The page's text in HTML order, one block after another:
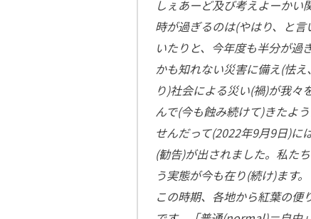
しぇあーど及び考えよーかい
時が過ぎるのは(やはり、と
いたりと、今年度も半分が過
かも知れない災害に備え(怯
り)社会による災い(禍)が我
んで(今も蝕み続けて)きたよ
せんだって(2022年9月9日)に
(勧告)が出されました。私た
う実態が今も在り(続け)ます。
この時期、各地から紅葉の便